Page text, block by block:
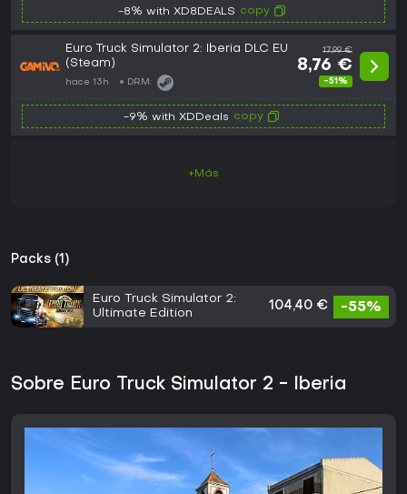
-8% with XD8DEALS copy
Euro Truck Simulator 2: Iberia DLC EU
(Steam)
hace 13h DRM:
17,99 €
8,76 €
-51%
-9% with XDDeals copy
+Más
Packs (1)
Euro Truck Simulator 2:
Ultimate Edition
104,40 € -55%
Sobre Euro Truck Simulator 2 - Iberia